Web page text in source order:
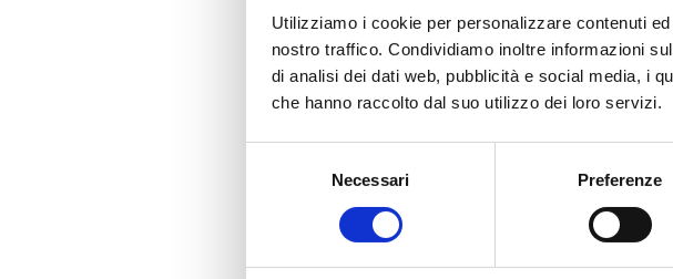
Utilizziamo i cookie per personalizzare contenuti
nostro traffico. Condividiamo inoltre informazioni
di analisi dei dati web, pubblicità e social media, i
che hanno raccolto dal suo utilizzo dei loro servizi.
Necessari Preferenze